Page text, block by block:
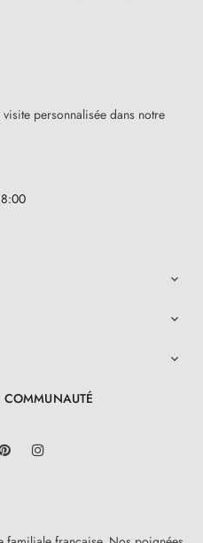
personnalisée dans notre



COMMUNAUTÉ
Pinterest